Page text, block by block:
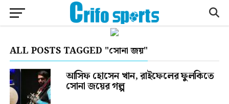
ALL POSTS TAGGED "সোনা জয়"
আসিফ হোসেন খান, রাইফেলের ফুলকিতে
সোনা জয়ের গল্প